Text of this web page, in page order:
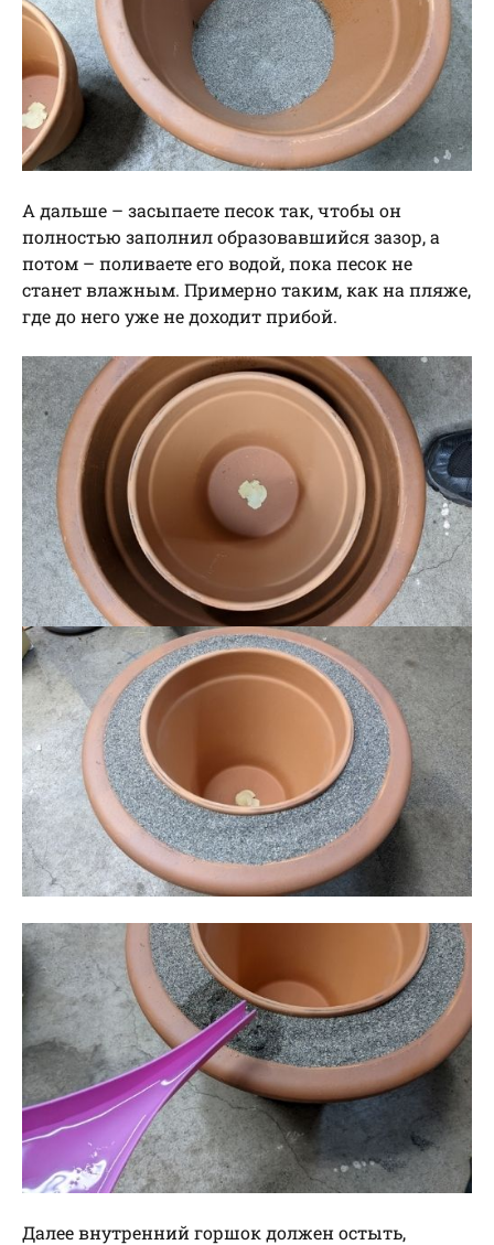
А дальше – засыпаете песок так, чтобы он
полностью заполнил образовавшийся зазор, а
потом – поливаете его водой, пока песок не
станет влажным. Примерно таким, как на пляже,
где до него уже не доходит прибой.
Далее внутренний горшок должен остыть,